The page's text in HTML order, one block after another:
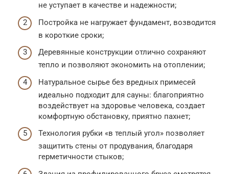
не уступает в качестве и надежности;
Постройка не нагружает фундамент, возводится
в короткие сроки;
Деревянные конструкции отлично сохраняют
тепло и позволяют экономить на отоплении;
Натуральное сырье без вредных примесей
идеально подходит для сауны: благоприятно
воздействует на здоровье человека, создает
комфортную обстановку, приятно пахнет;
Технология рубки «в теплый угол» позволяет
защитить стены от продувания, благодаря
герметичности стыков;